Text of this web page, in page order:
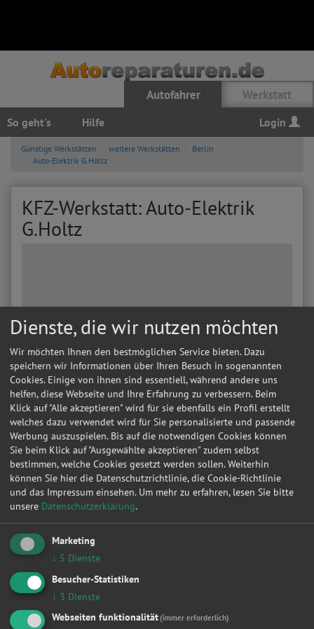
Autofahrer Werkstatt
So geht's Hilfe Login
Günstige Werkstätten weitere Werkstätten
Berlin
Auto-Elektrik G.Holtz
KFZ-Werkstatt: Auto-Elektrik
G.Holtz
Kontakt
Auto-Elektrik G.Holtz
Dovestr. 7
10587 Berlin
Dienste, die wir nutzen möchten
Wir möchten Ihnen den bestmöglichen Service bieten. Dazu
speichern wir Informationen über Ihren Besuch in sogenannten
Cookies. Einige von ihnen sind essentiell, während andere uns
helfen, diese Webseite und Ihre Erfahrung zu verbessern. Beim
Klick auf "Alle akzeptieren" wird für sie ebenfalls ein Profil erstellt
welches dazu verwendet wird für Sie personalisierte und passende
Werbung auszuspielen. Bis auf die notwendigen Cookies können
Sie beim Klick auf "Ausgewählte akzeptieren" zudem selbst
bestimmen, welche Cookies gesetzt werden sollen. Weiterhin
können Sie hier die Datenschutzrichtlinie, die Cookie-Richtlinie
und das Impressum einsehen. Um mehr zu erfahren, lesen Sie bitte
unsere Datenschutzerklärung.
Marketing
↓ 5 Dienste
Besucher-Statistiken
↓ 3 Dienste
Webseiten funktionalität(immer erforderlich)